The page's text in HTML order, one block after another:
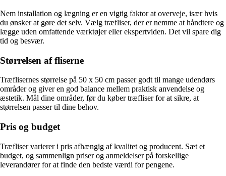
Nem installation og lægning er en vigtig faktor at overveje, især hvis
du ønsker at gøre det selv. Vælg træfliser, der er nemme at håndtere og
lægge uden omfattende værktøjer eller ekspertviden. Det vil spare dig
tid og besvær.
Størrelsen af fliserne
Træflisernes størrelse på 50 x 50 cm passer godt til mange udendørs
områder og giver en god balance mellem praktisk anvendelse og
æstetik. Mål dine områder, før du køber træfliser for at sikre, at
størrelsen passer til dine behov.
Pris og budget
Træfliser varierer i pris afhængig af kvalitet og producent. Sæt et
budget, og sammenlign priser og anmeldelser på forskellige
leverandører for at finde den bedste værdi for pengene.